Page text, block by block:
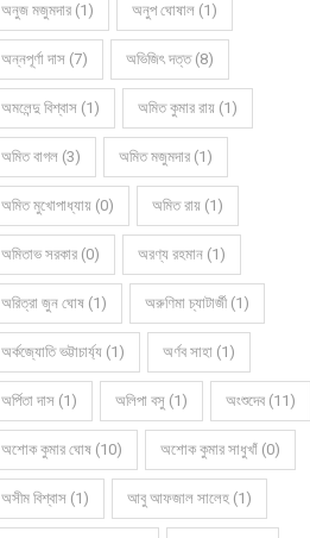
অনুজ মজুমদার (1) অনুপ ঘোষাল (1)
অন্নপূর্ণা দাস (7) অভিজিৎ দত্ত (8)
অমলেন্দু বিশ্বাস (1) অমিত কুমার রায় (1)
অমিত বাগল (3) অমিত মজুমদার (1)
অমিত মুখোপাধ্যায় (0) অমিত রায় (1)
অমিতাভ সরকার (0) অরণ্য রহমান (1)
অরিত্রা জুন ঘোষ (1) অরুণিমা চ্যাটার্জী (1)
অর্কজ্যোতি ভট্টাচার্য্য (1) অর্ণব সাহা (1)
অর্পিতা দাস (1) অলিপা বসু (1) অংশুদেব (11)
অশোক কুমার ঘোষ (10) অশোক কুমার সাধুখাঁ (0)
অসীম বিশ্বাস (1) আবু আফজাল সালেহ (1)